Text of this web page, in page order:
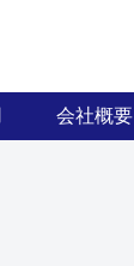
会社概要